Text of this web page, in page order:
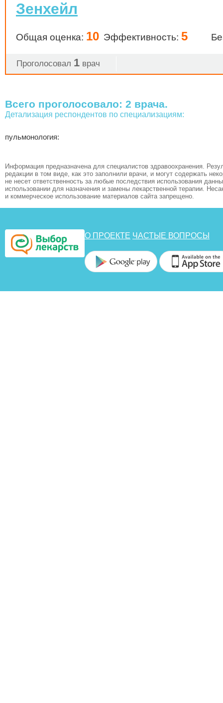
Зенхейл
Общая оценка: 10 Эффективность: 5
Проголосовал 1 врач
Всего проголосовало: 2 врача.
Детализация респондентов по специализациям:
пульмонология:
Информация предназначена для специалистов здравоохранения.
редакции в том виде, как это заполнили врачи, и могут содержать
не несет ответственность за любые последствия использования
использовании для назначения и замены лекарственной терапии.
и коммерческое использование материалов сайта запрещено.
О ПРОЕКТЕ ЧАСТЫЕ ВОПРОСЫ